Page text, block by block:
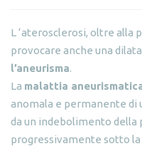
L ‘aterosclerosi, oltre alla
provocare anche una
l’aneurisma.
La malattia
anomala e permanente di
da un indebolimento della
progressivamente sotto la